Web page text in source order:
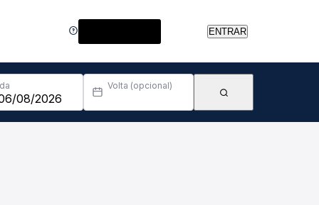
ENTRAR
Volta (opcional)